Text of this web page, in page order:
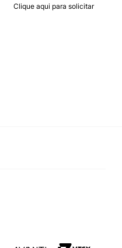
Clique aqui para solicitar